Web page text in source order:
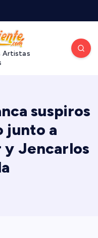
Artistas
suspiros
junto a
y Jencarlos